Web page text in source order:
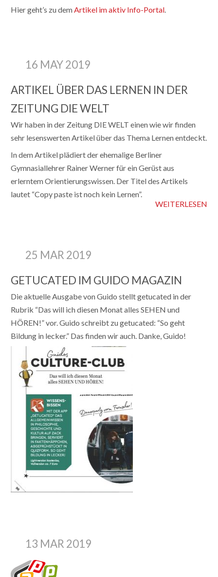
Hier geht’s zu demArtikel im aktiv Info-Portal.
16 MAY 2019
ARTIKEL ÜBER DAS LERNEN IN DER
ZEITUNG DIE WELT
Wir haben in der Zeitung DIE WELT einen wie wir finden
sehr lesenswerten Artikel über das Thema Lernen entdeckt.
In dem Artikel plädiert der ehemalige Berliner
Gymnasiallehrer Rainer Werner für ein Gerüst aus
erlerntem Orientierungswissen. Der Titel des Artikels
lautet “Copy paste ist noch kein Lernen”.
WEITERLESEN
25 MAR 2019
GETUCATED IM GUIDO MAGAZIN
Die aktuelle Ausgabe von Guido stellt getucated in der
Rubrik “Das will ich diesen Monat alles SEHEN und
HÖREN!” vor. Guido schreibt zu getucated: “So geht
Bildung in lecker.” Das finden wir auch. Danke, Guido!
13 MAR 2019